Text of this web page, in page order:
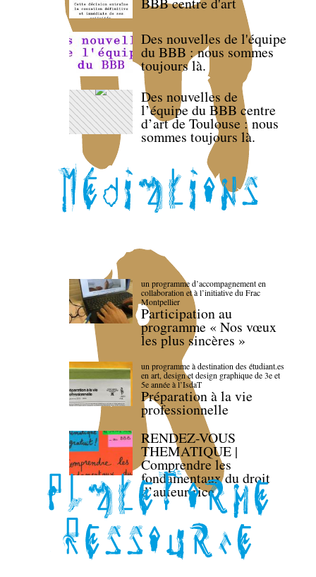
Des nouvelles de l'équipe
du BBB : nous sommes
toujours là.
Des nouvelles de
l’équipe du BBB centre
d’art de Toulouse : nous
sommes toujours là.
un programme d’accompagnement en
collaboration et à l’initiative du Frac
Montpellier
Participation au
programme « Nos vœux
les plus sincères »
un programme à destination des étudiant.es
en art, design et design graphique de 3e et
5e année à l’IsdaT
Préparation à la vie
professionnelle
RENDEZ-VOUS
THEMATIQUE |
Comprendre les
fondamentaux du droit
d’auteur·rice